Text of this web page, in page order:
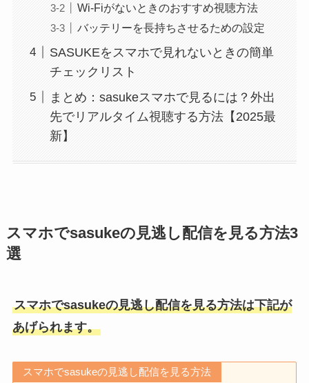
Wi-Fiがないときのおすすめ視聴方法
バッテリーを長持ちさせるための設定
SASUKEをスマホで見れないときの簡単
チェックリスト
まとめ：sasukeスマホで見るには？外出
先でリアルタイム視聴する方法【2025最
新】
スマホでsasukeの見逃し配信を見る方法3
選
スマホでsasukeの見逃し配信を見る方法は下記が
あげられます。
スマホでsasukeの見逃し配信を見る方法